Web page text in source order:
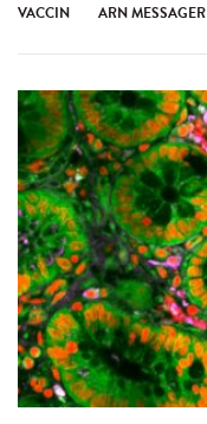
VACCIN ARN MESSAGER